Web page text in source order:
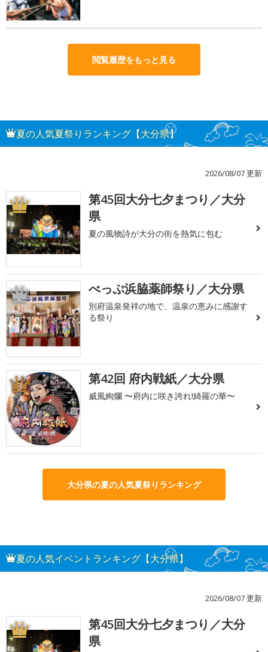
閲覧履歴をもっと見る
夏の人気夏祭りランキング【大分県】
2026/08/07 更新
1
第45回大分七夕まつり／大分
県
夏の風物詩が大分の街を熱気に包む
2 べっぷ浜脇薬師祭り／大分県
別府温泉発祥の地で、温泉の恵みに感謝す
る祭り
3 第42回 府内戦紙／大分県
威風絢爛 〜府内に咲き誇れ!綺羅の華〜
大分県の夏の人気夏祭りランキング
夏の人気イベントランキング【大分県】
2026/08/07 更新
1
第45回大分七夕まつり／大分
県